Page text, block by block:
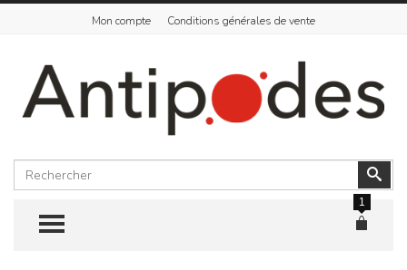
Mon compte Conditions générales de vente
Rechercher
TOGGLE MENU
1